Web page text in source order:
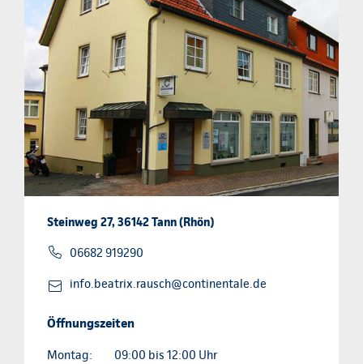
Steinweg 27, 36142 Tann (Rhön)
06682 919290
info.beatrix.rausch@continentale.de
Öffnungszeiten
Montag:
09:00 bis 12:00 Uhr